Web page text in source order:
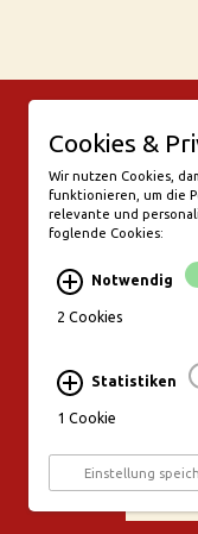
50672
Di + Mi
Do
Fr - Sa
Cookies &
Wir nutzen Cookies,
funktionieren, um die
relevante und
foglende Cookies:
Notwendig
2 Cookies
Statistiken
1 Cookie
Einstellung